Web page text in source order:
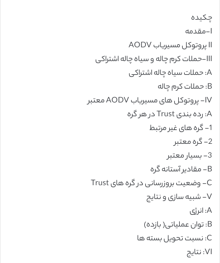
چکیده
I-مقدمه
II پروتوکل مسیریاب AODV
III-حملات کرم چاله و سیاه چاله اشتراکی
A: حملات سیاه چاله اشتراکی
B: حملات کرم چاله
IV- پروتوکل های مسیریاب AODV معتبر
A: رده بندی Trust در هر گره
1- گره های غیر مرتبط
2- گره معتبر
3- بسیار معتبر
B- مقادیر آستانه گره
C- وضعیت بروزرسانی در گره های Trust
V- شبیه سازی و نتایج
A: انرژی
B: توان عملیاتی( بازده)
C: نسبت تحویل بسته ها
VI: نتایج